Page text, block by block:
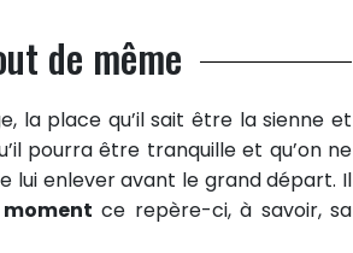
de même
la place qu’il sait être la sienne et
pourra être tranquille et qu’on ne
lui enlever avant le grand départ. Il
ce repère-ci, à savoir, sa